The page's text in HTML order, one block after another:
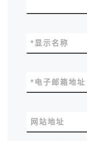
显示名称
*
电子邮箱地址
*
网站地址